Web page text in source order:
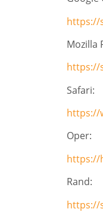
https://
Mozilla
https://
Safari:
https://
Oper:
https://
Rand:
https://